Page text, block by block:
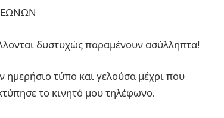
δυστυχώς παραμένουν ασύλληπτα!
ημερήσιο τύπο και γελούσα μέχρι που
το κινητό μου τηλέφωνο.